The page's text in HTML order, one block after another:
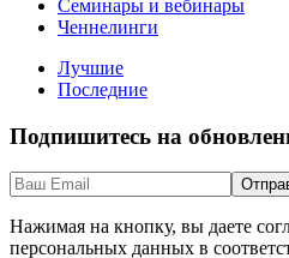
Семинары и вебинары
Ченнелинги
Лучшие
Последние
Подпишитесь на
Нажимая на кнопку, вы даете
персональных данных в